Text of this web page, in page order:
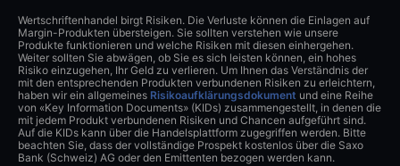
Wertschriftenhandel birgt Risiken. Die Verluste können die Einlagen auf
Margin-Produkten übersteigen. Sie sollten verstehen wie unsere
Produkte funktionieren und welche Risiken mit diesen einhergehen.
Weiter sollten Sie abwägen, ob Sie es sich leisten können, ein hohes
Risiko einzugehen, Ihr Geld zu verlieren. Um Ihnen das Verständnis der
mit den entsprechenden Produkten verbundenen Risiken zu erleichtern,
haben wir ein allgemeines Risikoaufklärungsdokument und eine Reihe
von «Key Information Documents» (KIDs) zusammengestellt, in denen die
mit jedem Produkt verbundenen Risiken und Chancen aufgeführt sind.
Auf die KIDs kann über die Handelsplattform zugegriffen werden. Bitte
beachten Sie, dass der vollständige Prospekt kostenlos über die Saxo
Bank (Schweiz) AG oder den Emittenten bezogen werden kann.